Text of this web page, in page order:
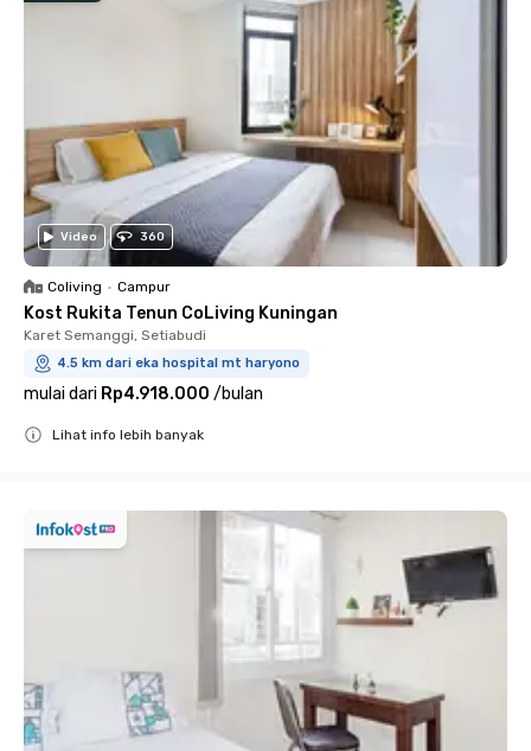
Video 360
Coliving • Campur
Kost Rukita Tenun CoLiving Kuningan
Karet Semanggi, Setiabudi
4.5 km dari eka hospital mt haryono
mulai dari Rp4.918.000 /bulan
Lihat info lebih banyak